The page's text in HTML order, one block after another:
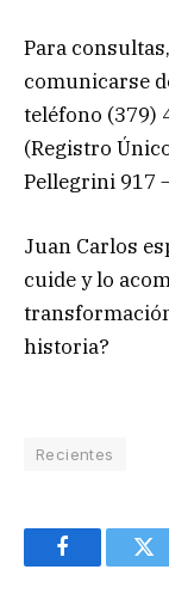
Para
comunicarse
teléfono (379)
(Registro
Pellegrini 917
Juan Carlos
cuide y lo
historia?
Recientes
Facebook